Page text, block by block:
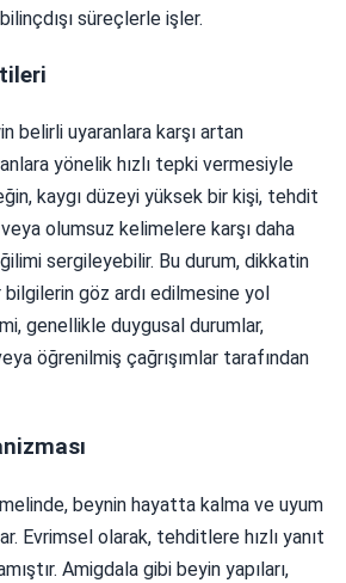
süreçlerle işler.
belirli uyaranlara karşı artan
yönelik hızlı tepki vermesiyle
kaygı düzeyi yüksek bir kişi, tehdit
olumsuz kelimelere karşı daha
sergileyebilir. Bu durum, dikkatin
göz ardı edilmesine yol
genellikle duygusal durumlar,
öğrenilmiş çağrışımlar tarafından
beynin hayatta kalma ve uyum
Evrimsel olarak, tehditlere hızlı yanıt
Amigdala gibi beyin yapıları,